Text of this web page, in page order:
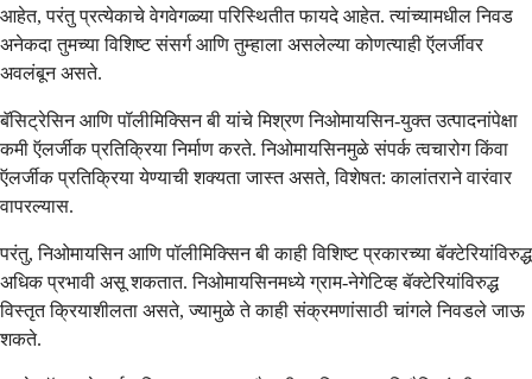
आहेत, परंतु प्रत्येकाचे वेगवेगळ्या परिस्थितीत फायदे आहेत. त्यांच्यामधील निवड
अनेकदा तुमच्या विशिष्ट संसर्ग आणि तुम्हाला असलेल्या कोणत्याही ऍलर्जीवर
अवलंबून असते.
बॅसिट्रेसिन आणि पॉलीमिक्सिन बी यांचे मिश्रण निओमायसिन-युक्त उत्पादनांपेक्षा
कमी ऍलर्जीक प्रतिक्रिया निर्माण करते. निओमायसिनमुळे संपर्क त्वचारोग किंवा
ऍलर्जीक प्रतिक्रिया येण्याची शक्यता जास्त असते, विशेषत: कालांतराने वारंवार
वापरल्यास.
परंतु, निओमायसिन आणि पॉलीमिक्सिन बी काही विशिष्ट प्रकारच्या बॅक्टेरियांविरुद्ध
अधिक प्रभावी असू शकतात. निओमायसिनमध्ये ग्राम-नेगेटिव्ह बॅक्टेरियांविरुद्ध
विस्तृत क्रियाशीलता असते, ज्यामुळे ते काही संक्रमणांसाठी चांगले निवडले जाऊ
शकते.